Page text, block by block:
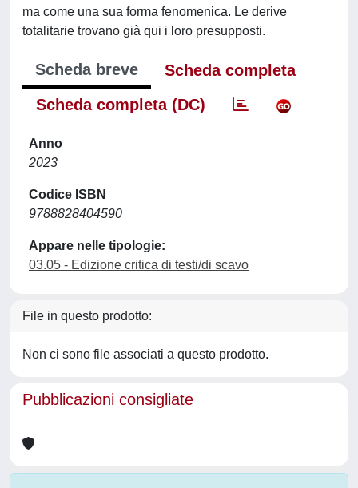
ma come una sua forma fenomenica. Le derive
totalitarie trovano già qui i loro presupposti.
Scheda breve
Scheda completa
Scheda completa (DC)
Anno
2023
Codice ISBN
9788828404590
Appare nelle tipologie:
03.05 - Edizione critica di testi/di scavo
File in questo prodotto:
Non ci sono file associati a questo prodotto.
Pubblicazioni consigliate